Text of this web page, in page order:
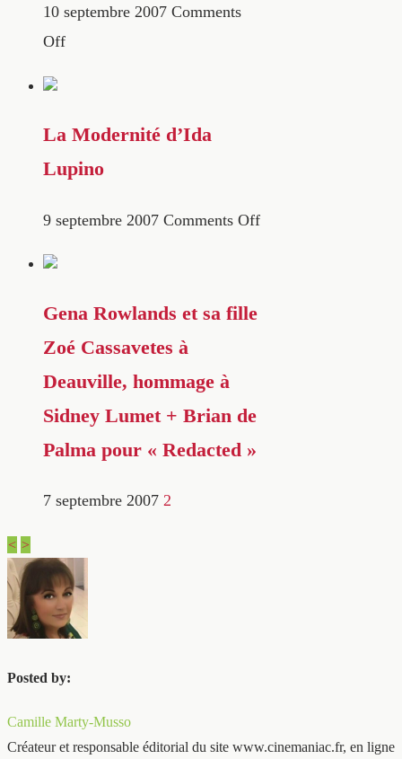
10 septembre 2007 Comments
Off
La Modernité d’Ida
Lupino
9 septembre 2007 Comments Off
Gena Rowlands et sa fille
Zoé Cassavetes à
Deauville, hommage à
Sidney Lumet + Brian de
Palma pour « Redacted »
7 septembre 2007 2
< >
Posted by:
Camille Marty-Musso
Créateur et responsable éditorial du site www.cinemaniac.fr, en ligne